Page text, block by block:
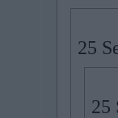
25
25